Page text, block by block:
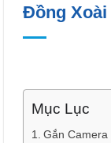
Đồng Xoài
Mục Lục
Gắn